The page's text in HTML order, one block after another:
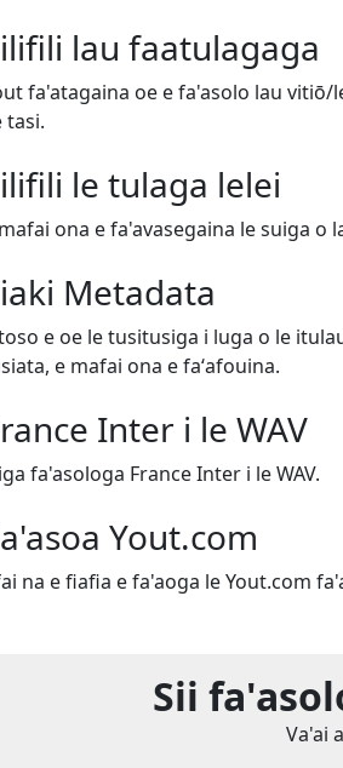
lau faatulagaga
fa'atagaina oe e fa'asolo lau vitiō/
tasi.
le tulaga lelei
ona e fa'avasegaina le suiga o
Metadata
e oe le tusitusiga i luga o le
e mafai ona e faʻafouina.
Inter i le WAV
fa'asologa France Inter i le WAV.
Yout.com
na e fiafia e fa'aoga le Yout.com
Sii
Va'ai